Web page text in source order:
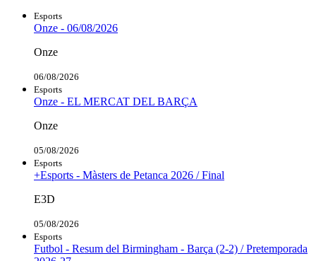
Esports
Onze - 06/08/2026
Onze
06/08/2026
Esports
Onze - EL MERCAT DEL BARÇA
Onze
05/08/2026
Esports
+Esports - Màsters de Petanca 2026 / Final
E3D
05/08/2026
Esports
Futbol - Resum del Birmingham - Barça (2-2) / Pretemporada